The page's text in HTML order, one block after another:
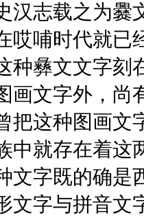
汉志载之为爨
哎哺时代就已
种彝文文字刻
画文字外，尚
把这种图画文
中就存在着这
文字既的确是
文字与拼音文